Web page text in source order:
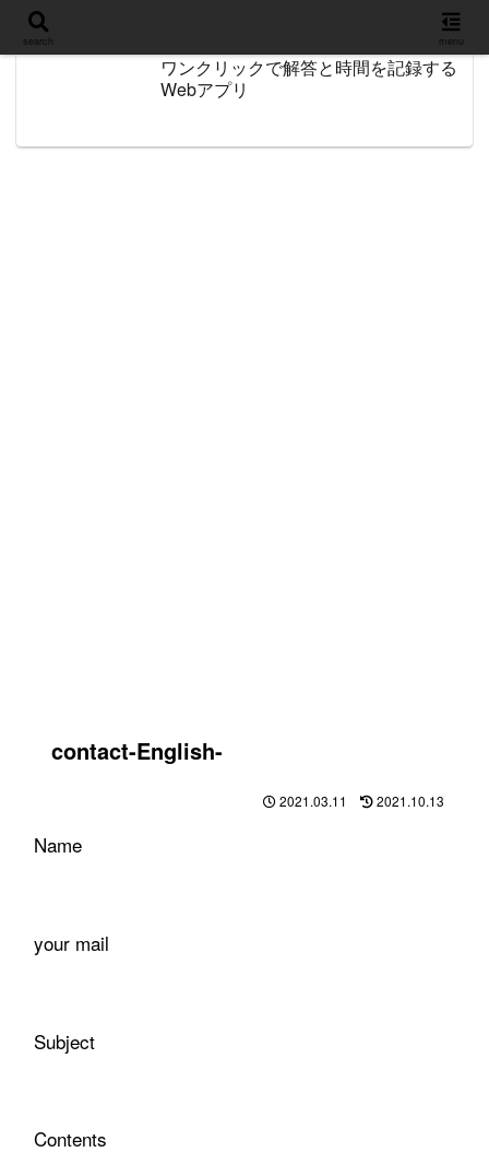
設定
ワンクリックで解答と時間を記録する
Webアプリ
contact-English-
2021.03.11 2021.10.13
Name
your mail
Subject
Contents
search menu